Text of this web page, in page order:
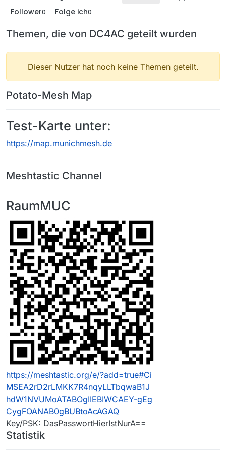
Follower0 Folge ich0
Themen, die von DC4AC geteilt wurden
Dieser Nutzer hat noch keine Themen geteilt.
Potato-Mesh Map
Test-Karte unter:
https://map.munichmesh.de
Meshtastic Channel
RaumMUC
https://meshtastic.org/e/?add=true#Ci
MSEA2rD2rLMKK7R4nqyLLTbqwaB1J
hdW1NVUMoATABOgIIEBIWCAEY-gEg
CygFOANAB0gBUBtoAcAGAQ
Key/PSK: DasPasswortHierIstNurA==
Statistik